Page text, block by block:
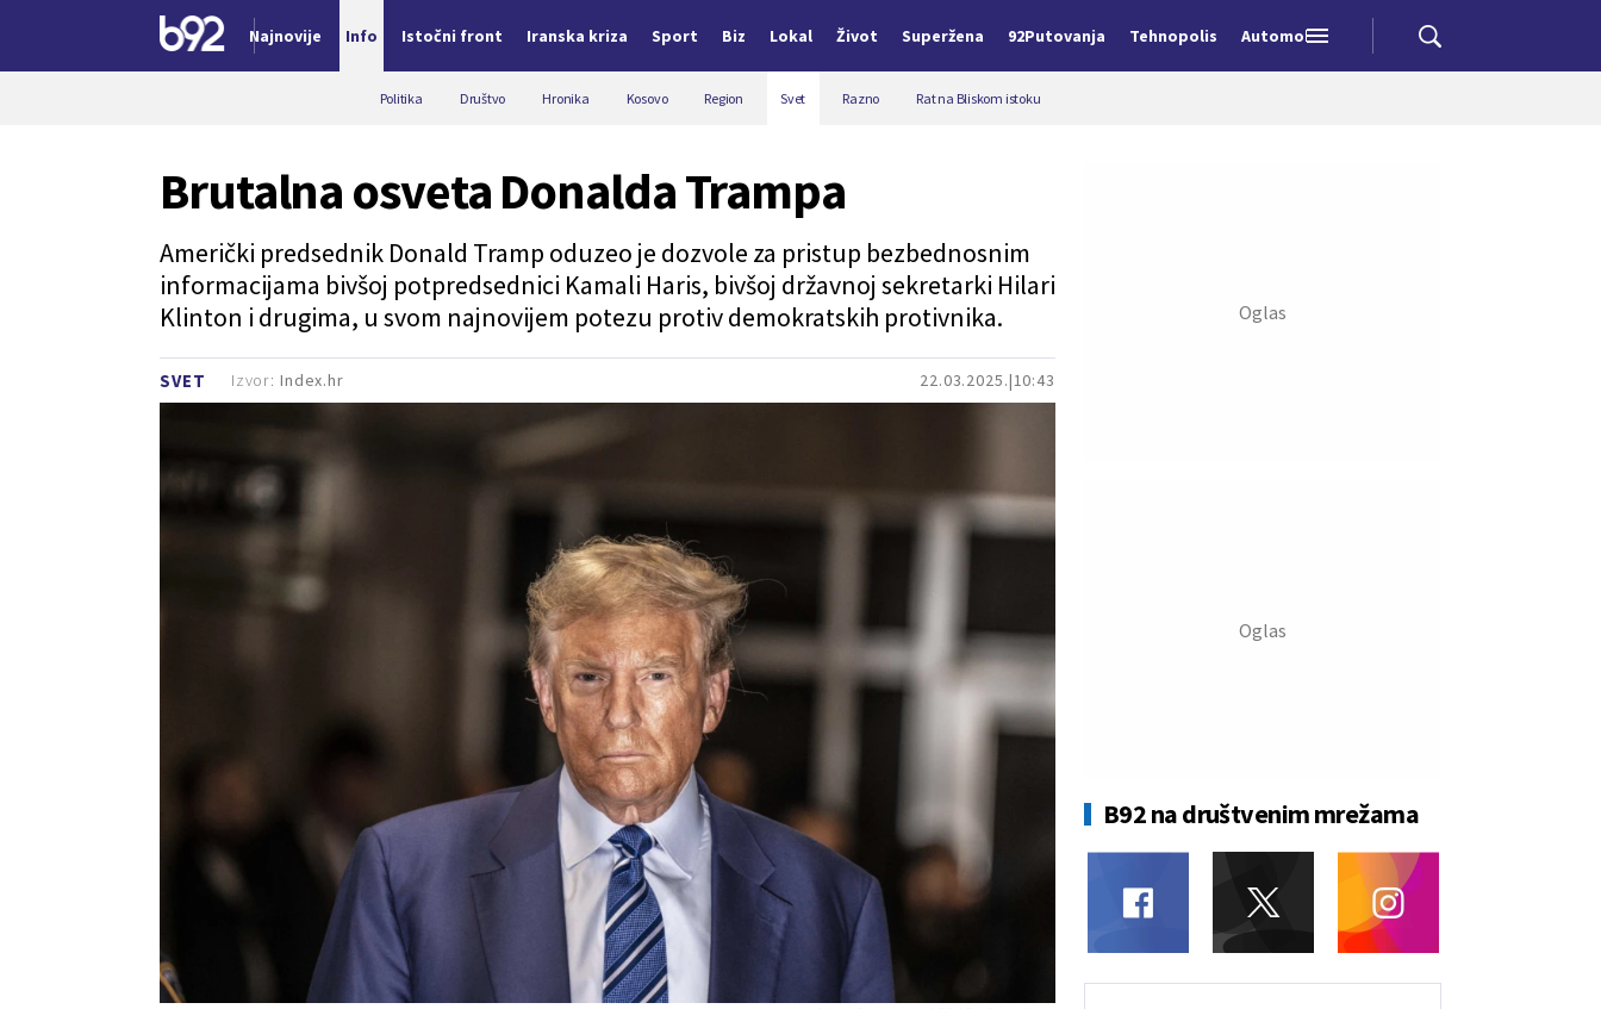
Najnovije Info Istočni front Iranska kriza Sport Biz Lokal Život Superžena 92Putovanja Tehnopolis Automobili
Politika Društvo Hronika Kosovo Region Svet Razno Rat na Bliskom istoku
SVET 22.03.2025. 10:43
Brutalna osveta Donalda Trampa
Američki predsednik Donald Tramp oduzeo je dozvole za pristup bezbednosnim
informacijama bivšoj potpredsednici Kamali Haris, bivšoj državnoj sekretarki Hilari
Klinton i drugima, u svom najnovijem potezu protiv demokratskih protivnika.
Izvor: Index.hr
B92 na društvenim mrežama